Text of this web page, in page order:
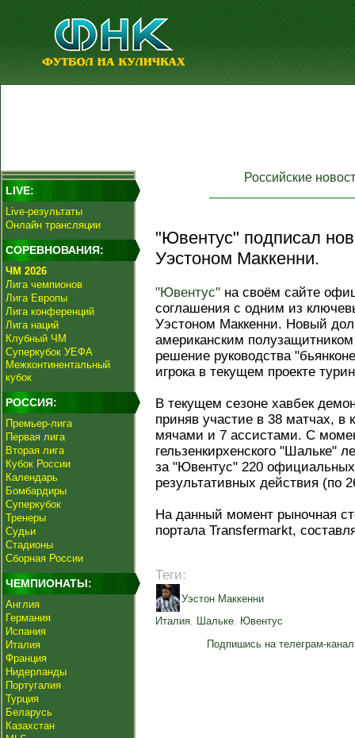
LIVE:
Live-результаты
Онлайн трансляции
СОРЕВНОВАНИЯ:
ЧМ 2026
Лига чемпионов
Лига Европы
Лига конференций
Лига наций
Клубный ЧМ
Суперкубок УЕФА
Межконтинентальный
кубок
РОССИЯ:
Премьер-лига
Первая лига
Вторая лига
Кубок России
Календарь
Бомбардиры
Суперкубок
Тренеры
Судьи
Стадионы
Сборная России
ЧЕМПИОНАТЫ:
Англия
Германия
Испания
Италия
Франция
Нидерланды
Португалия
Турция
Беларусь
Казахстан
Российские
"Ювентус" подписал
Уэстоном Маккенни.
"Ювентус" на своём сайте
соглашения с одним из
Уэстоном Маккенни. Новый
американским
решение руководства
игрока в текущем проекте
В текущем сезоне хавбек
приняв участие в 38 матчах, в
мячами и 7 ассистами. С
гельзенкирхенского "Шальке"
за "Ювентус" 220 официальных
результативных действия (по
На данный момент рыночная
портала Transfermarkt,
Теги:
Уэстон Маккенни
Италия, Шальке, Ювентус
Подпишись на телеграм-